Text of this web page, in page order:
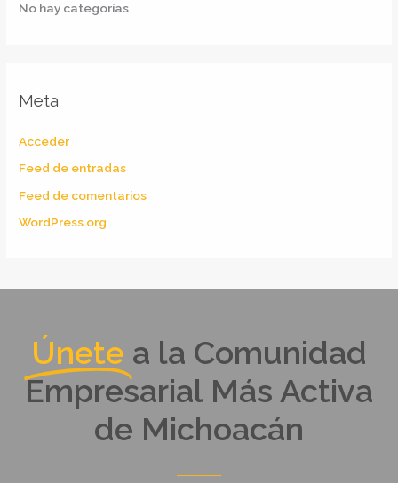
No hay categorías
Meta
Acceder
Feed de entradas
Feed de comentarios
WordPress.org
Únete a la Comunidad
Empresarial Más Activa
de Michoacán